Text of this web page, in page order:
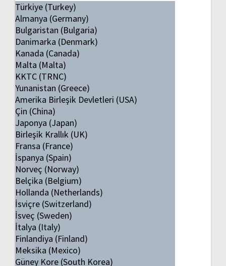
Türkiye (Turkey)
Almanya (Germany)
Bulgaristan (Bulgaria)
Danimarka (Denmark)
Kanada (Canada)
Malta (Malta)
KKTC (TRNC)
Yunanistan (Greece)
Amerika Birleşik Devletleri (USA)
Çin (China)
Japonya (Japan)
Birleşik Krallık (UK)
Fransa (France)
İspanya (Spain)
Norveç (Norway)
Belçika (Belgium)
Hollanda (Netherlands)
İsviçre (Switzerland)
İsveç (Sweden)
İtalya (Italy)
Finlandiya (Finland)
Meksika (Mexico)
Güney Kore (South Korea)